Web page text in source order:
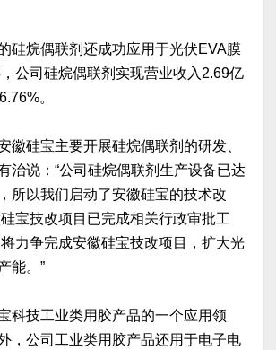
硅烷偶联剂还成功应用于光伏EVA膜
公司硅烷偶联剂实现营业收入2.69亿
。
徽硅宝主要开展硅烷偶联剂的研发、
治说：“公司硅烷偶联剂生产设备已达
所以我们启动了安徽硅宝的技术改
宝技改项目已完成相关行政审批工
力争完成安徽硅宝技改项目，扩大光
能。”
科技工业类用胶产品的一个应用领
，公司工业类用胶产品还用于电子电